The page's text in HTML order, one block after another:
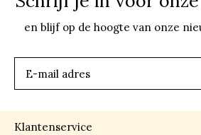
en blijf op de hoogte van onze
Klantenservice